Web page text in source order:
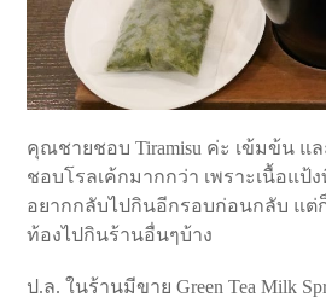
คุณชายชอบ Tiramisu ค่ะ เข้มข้น แ
ชอบโรลเค้กมากกว่า เพราะเนื้อแป้
อยากกลับไปกินอีกรอบก่อนกลับ แต่
ท้องไปกินร้านอื่นๆบ้าง
ป.ล. ในร้านมีขาย Green Tea Milk